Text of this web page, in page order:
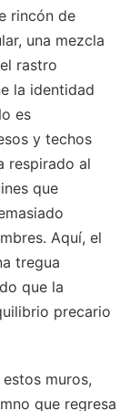
rincón de
una mezcla
rastro
la identidad
es
y techos
respirado al
que
Aquí, el
tregua
que la
precario
muros,
que regresa